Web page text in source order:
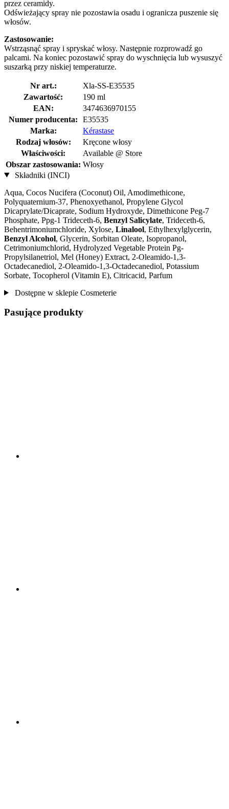
przez ceramidy.
Odświeżający spray nie pozostawia osadu i ogranicza puszenie się
włosów.
Zastosowanie:
Wstrząsnąć spray i spryskać włosy. Następnie rozprowadź go
palcami. Na koniec pozostawić spray do wyschnięcia lub wysuszyć
suszarką przy niskiej temperaturze.
Nr art.:
Xla-SS-E35535
Zawartość:
190 ml
EAN:
3474636970155
Numer producenta:
E35535
Marka:
Kérastase
Rodzaj włosów:
Kręcone włosy
Właściwości:
Available @ Store
Obszar zastosowania: Włosy
Składniki (INCI)
Aqua, Cocos Nucifera (Coconut) Oil, Amodimethicone,
Polyquaternium-37, Phenoxyethanol, Propylene Glycol
Dicaprylate/Dicaprate, Sodium Hydroxyde, Dimethicone Peg-7
Phosphate, Ppg-1 Trideceth-6, Benzyl Salicylate, Trideceth-6,
Behentrimoniumchloride, Xylose, Linalool, Ethylhexylglycerin,
Benzyl Alcohol, Glycerin, Sorbitan Oleate, Isopropanol,
Cetrimoniumchlorid, Hydrolyzed Vegetable Protein Pg-
Propylsilanetriol, Mel (Honey) Extract, 2-Oleamido-1,3-
Octadecanediol, 2-Oleamido-1,3-Octadecanediol, Potassium
Sorbate, Tocopherol (Vitamin E), Citricacid, Parfum
Dostępne w sklepie Cosmeterie
Pasujące produkty